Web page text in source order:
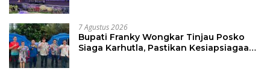
7 Agustus 2026
Bupati Franky Wongkar Tinjau Posko
Siaga Karhutla, Pastikan Kesiapsiagaan